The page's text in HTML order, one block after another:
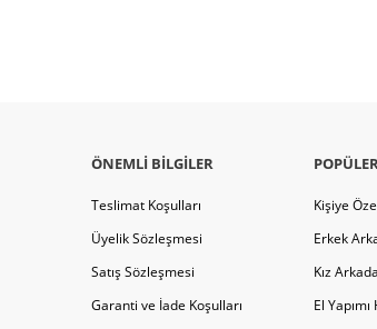
ÖNEMLI BILGILER
Teslimat Koşulları
Üyelik Sözleşmesi
Satış Sözleşmesi
Garanti ve İade Koşulları
Kişiye
Erkek
Kız
El